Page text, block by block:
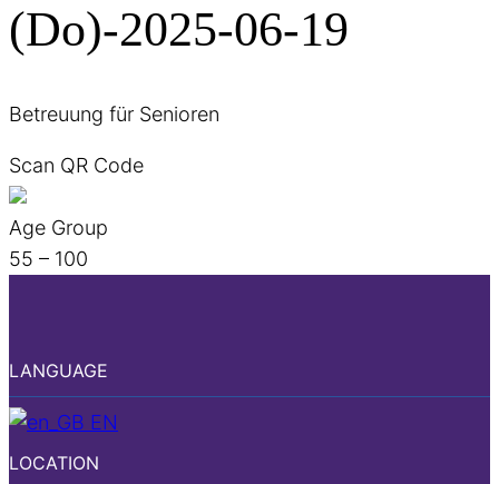
(Do)-2025-06-19
Betreuung für Senioren
Scan QR Code
Age Group
55 – 100
LANGUAGE
EN
LOCATION